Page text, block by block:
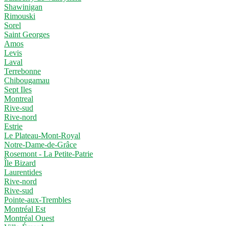
Shawinigan
Rimouski
Sorel
Saint Georges
Amos
Levis
Laval
Terrebonne
Chibougamau
Sept Iles
Montreal
Rive-sud
Rive-nord
Estrie
Le Plateau-Mont-Royal
Notre-Dame-de-Grâce
Rosemont - La Petite-Patrie
Île Bizard
Laurentides
Rive-nord
Rive-sud
Pointe-aux-Trembles
Montréal Est
Montréal Ouest